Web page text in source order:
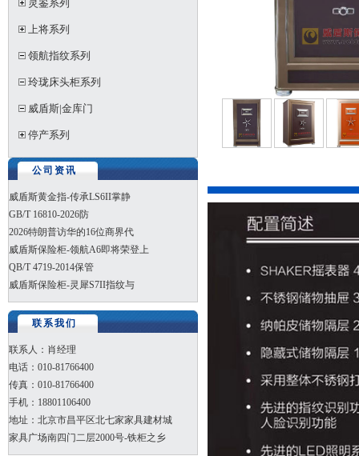
灵鉴系列
上将系列
领航指纹系列
玲珑床头柜系列
威盾斯|金库门
停产系列
公司资讯
威盾斯黄金指-传承LS6II掌静
GB/T 16810-2026防
2026特朗普访华的16位商界代
威盾斯保险柜-领航A6即将荣登上
QB/T 4719-2014保管
威盾斯保险柜-灵犀S7II指纹与
联系我们
联系人：肖经理
电话：010-81766400
传真：010-81766400
手机：18801106400
地址：北京市昌平区北七家家具建材城
家具广场南四门二层2000号-铁柜之乡